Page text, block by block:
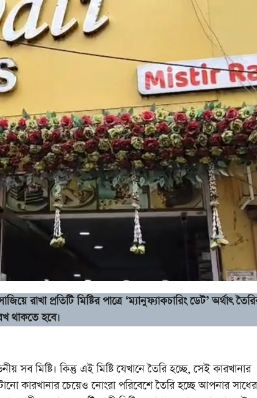
রাখা প্রতিটি মিষ্টির পাত্রে ‘ম্যানুফ্যাকচারিং ডেট’ অর্থাৎ
থাকতে হবে।
কিন্তু এই মিষ্টি যেখানে তৈরি হচ্ছে, সেই কারখানার
কারখানার চেয়েও নোংরা পরিবেশে তৈরি হচ্ছে আপনার সাধের